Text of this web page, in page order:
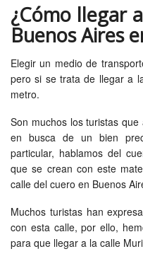
¿Cómo llegar
Buenos Aires
Elegir un medio de
pero si se trata de llegar a
metro.
Son muchos los turistas
en busca de un bien
particular, hablamos del
que se crean con este
calle del cuero en Buenos
Muchos turistas han
con esta calle, por ello,
para que llegar a la calle